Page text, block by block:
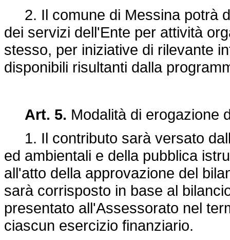
2. Il comune di Messina potrà
dei servizi dell'Ente per attività
stesso, per iniziative di rilevante
disponibili risultanti dalla
Art. 5. Modalità di erogazione
1. Il contributo sarà versato
ed ambientali e della pubblica
all'atto della approvazione del
sarà corrisposto in base al
presentato all'Assessorato nel
ciascun esercizio finanziario.